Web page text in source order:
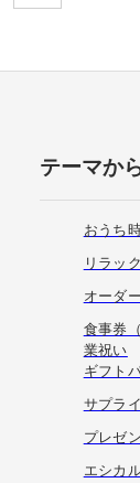
テーマか
おうち
リラッ
オーダ
食事券
業祝い
ギフト
サプラ
プレゼ
エシカ